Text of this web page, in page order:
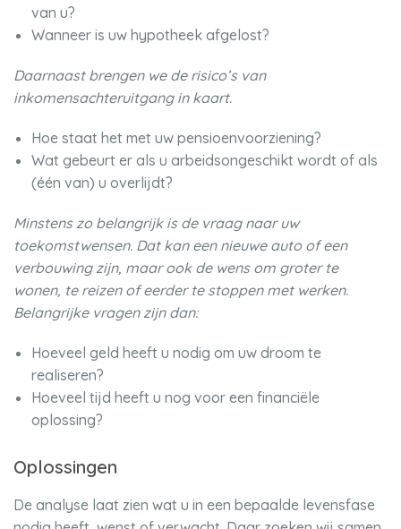
van u?
Wanneer is uw hypotheek afgelost?
Daarnaast brengen we de risico’s van
inkomensachteruitgang in kaart.
Hoe staat het met uw pensioenvoorziening?
Wat gebeurt er als u arbeidsongeschikt wordt of als
(één van) u overlijdt?
Minstens zo belangrijk is de vraag naar uw
toekomstwensen. Dat kan een nieuwe auto of een
verbouwing zijn, maar ook de wens om groter te
wonen, te reizen of eerder te stoppen met werken.
Belangrijke vragen zijn dan:
Hoeveel geld heeft u nodig om uw droom te
realiseren?
Hoeveel tijd heeft u nog voor een financiële
oplossing?
Oplossingen
De analyse laat zien wat u in een bepaalde levensfase